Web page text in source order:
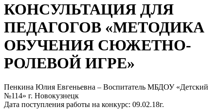
КОНСУЛЬТАЦИЯ ДЛЯ
ПЕДАГОГОВ «МЕТОДИКА
ОБУЧЕНИЯ СЮЖЕТНО-
РОЛЕВОЙ ИГРЕ»
Пенкина Юлия Евгеньевна – Воспитатель МБДОУ «Детский
№114» г. Новокузнецк
Дата поступления работы на конкурс: 09.02.18г.